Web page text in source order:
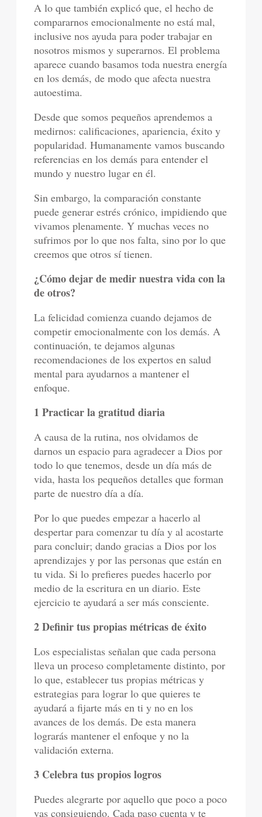
A lo que también explicó que, el hecho de
compararnos emocionalmente no está mal,
inclusive nos ayuda para poder trabajar en
nosotros mismos y superarnos. El problema
aparece cuando basamos toda nuestra energía
en los demás, de modo que afecta nuestra
autoestima.
Desde que somos pequeños aprendemos a
medirnos: calificaciones, apariencia, éxito y
popularidad. Humanamente vamos buscando
referencias en los demás para entender el
mundo y nuestro lugar en él.
Sin embargo, la comparación constante
puede generar estrés crónico, impidiendo que
vivamos plenamente. Y muchas veces no
sufrimos por lo que nos falta, sino por lo que
creemos que otros sí tienen.
¿Cómo dejar de medir nuestra vida con la
de otros?
La felicidad comienza cuando dejamos de
competir emocionalmente con los demás. A
continuación, te dejamos algunas
recomendaciones de los expertos en salud
mental para ayudarnos a mantener el
enfoque.
1 Practicar la gratitud diaria
A causa de la rutina, nos olvidamos de
darnos un espacio para agradecer a Dios por
todo lo que tenemos, desde un día más de
vida, hasta los pequeños detalles que forman
parte de nuestro día a día.
Por lo que puedes empezar a hacerlo al
despertar para comenzar tu día y al acostarte
para concluir; dando gracias a Dios por los
aprendizajes y por las personas que están en
tu vida. Si lo prefieres puedes hacerlo por
medio de la escritura en un diario. Este
ejercicio te ayudará a ser más consciente.
2 Definir tus propias métricas de éxito
Los especialistas señalan que cada persona
lleva un proceso completamente distinto, por
lo que, establecer tus propias métricas y
estrategias para lograr lo que quieres te
ayudará a fijarte más en ti y no en los
avances de los demás. De esta manera
lograrás mantener el enfoque y no la
validación externa.
3 Celebra tus propios logros
Puedes alegrarte por aquello que poco a poco
vas consiguiendo. Cada paso cuenta y te